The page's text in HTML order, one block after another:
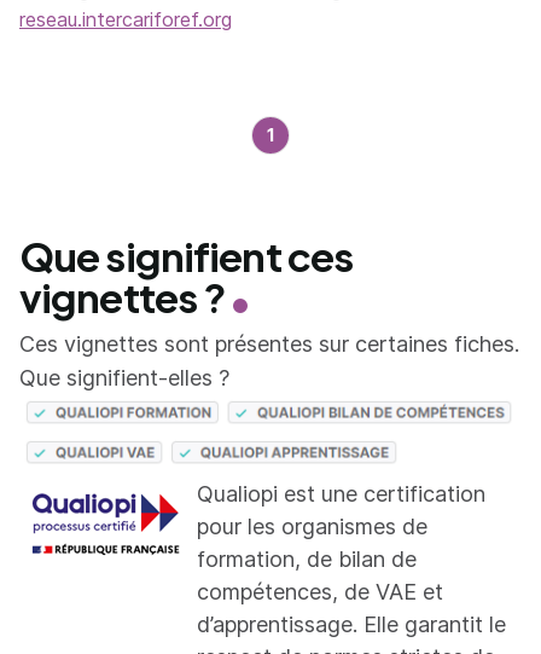
reseau.intercariforef.org
1
Que signifient ces
vignettes ?
Ces vignettes sont présentes sur certaines fiches.
Que signifient-elles ?
Qualiopi est une certification
pour les organismes de
formation, de bilan de
compétences, de VAE et
d’apprentissage. Elle garantit le